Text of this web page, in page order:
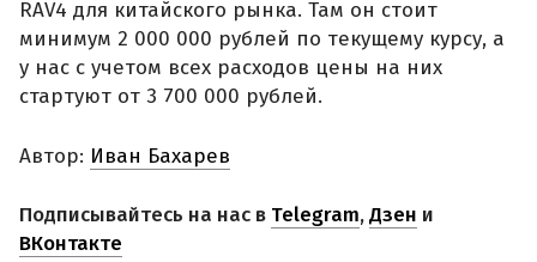
RAV4 для китайского рынка. Там он стоит
минимум 2 000 000 рублей по текущему курсу, а
у нас с учетом всех расходов цены на них
стартуют от 3 700 000 рублей.
Автор: Иван Бахарев
Подписывайтесь на нас в Telegram,Дзен и
ВКонтакте